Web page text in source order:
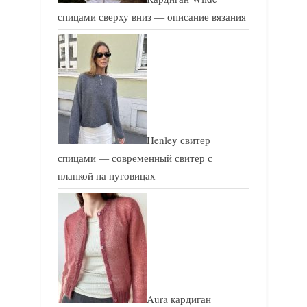
спицами сверху вниз — описание вязания
Henley свитер
спицами — современный свитер с
планкой на пуговицах
Aura кардиган